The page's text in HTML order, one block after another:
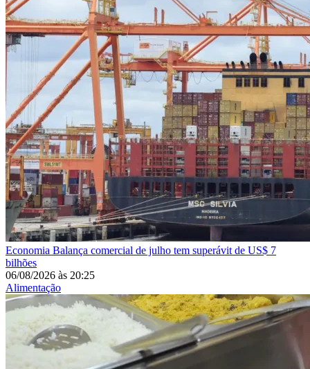
Economia Balança comercial de julho tem superávit de US$ 7
bilhões
06/08/2026 às 20:25
Alimentação